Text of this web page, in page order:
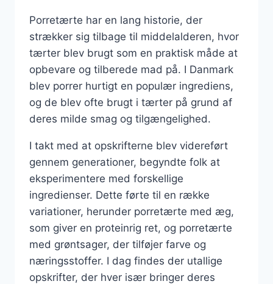
Porretærte har en lang historie, der
strækker sig tilbage til middelalderen, hvor
tærter blev brugt som en praktisk måde at
opbevare og tilberede mad på. I Danmark
blev porrer hurtigt en populær ingrediens,
og de blev ofte brugt i tærter på grund af
deres milde smag og tilgængelighed.
I takt med at opskrifterne blev videreført
gennem generationer, begyndte folk at
eksperimentere med forskellige
ingredienser. Dette førte til en række
variationer, herunder porretærte med æg,
som giver en proteinrig ret, og porretærte
med grøntsager, der tilføjer farve og
næringsstoffer. I dag findes der utallige
opskrifter, der hver især bringer deres